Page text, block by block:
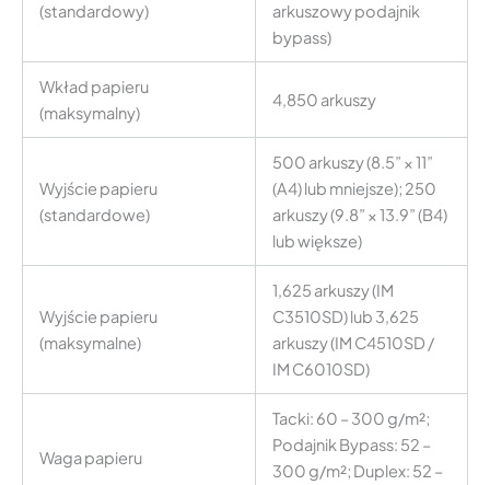
(standardowy)
arkuszowy podajnik
bypass)
Wkład papieru
(maksymalny)
4,850 arkuszy
Wyjście papieru
(standardowe)
500 arkuszy (8.5” × 11”
(A4) lub mniejsze); 250
arkuszy (9.8” × 13.9” (B4)
lub większe)
Wyjście papieru
(maksymalne)
1,625 arkuszy (IM
C3510SD) lub 3,625
arkuszy (IM C4510SD /
IM C6010SD)
Waga papieru
Tacki: 60 – 300 g/m²;
Podajnik Bypass: 52 –
300 g/m²; Duplex: 52 –